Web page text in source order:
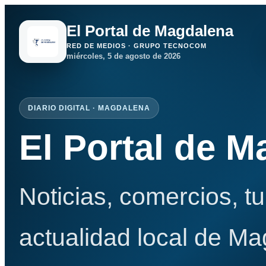
El Portal de Magdalena
RED DE MEDIOS · GRUPO TECNOCOM
miércoles, 5 de agosto de 2026
DIARIO DIGITAL · MAGDALENA
El Portal de
Noticias, comercios,
actualidad local de